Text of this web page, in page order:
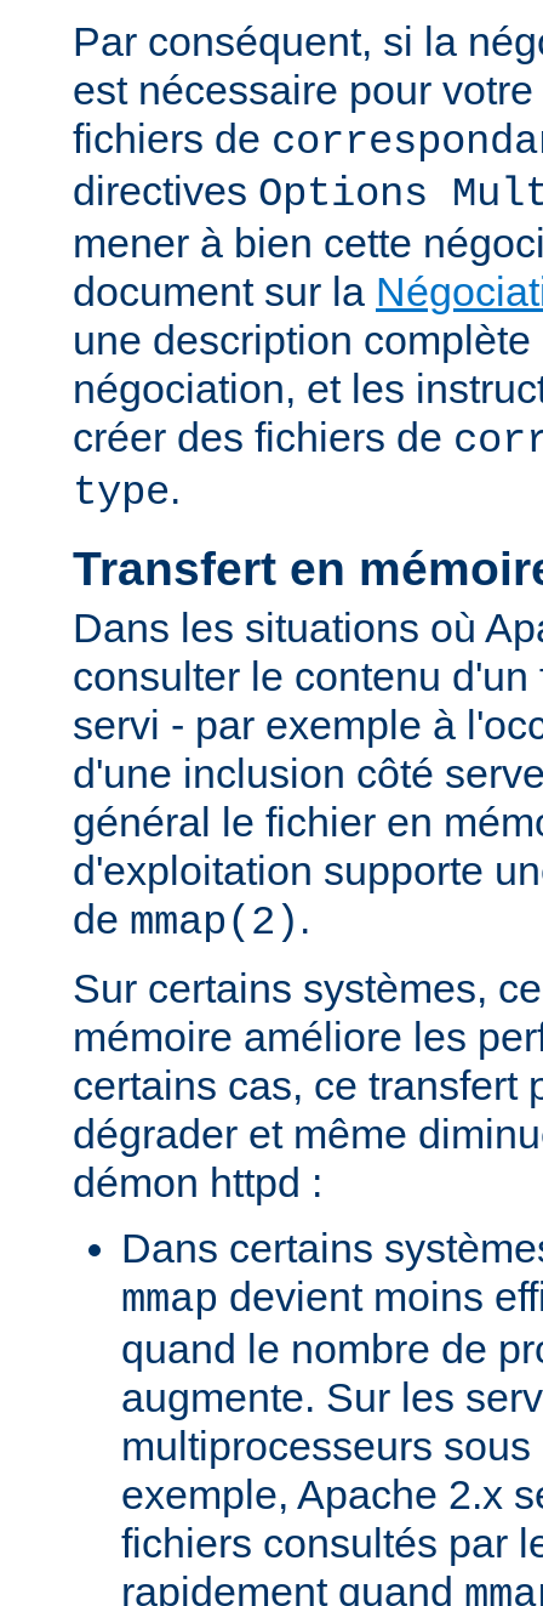
Par conséquent, si la
est nécessaire pour
fichiers de
directives Options
mener à bien cette
document sur la
une description
négociation, et les
créer des fichiers de
type.
Transfert en
Dans les situations où
consulter le contenu
servi - par exemple à
d'une inclusion côté
général le fichier en
d'exploitation supporte
de mmap(2) .
Sur certains systèmes,
mémoire améliore les
certains cas, ce transfert
dégrader et même
démon httpd :
Dans certains
mmap devient moins
quand le nombre de
augmente. Sur les
multiprocesseurs
exemple, Apache 2.x
fichiers consultés par
rapidement quand